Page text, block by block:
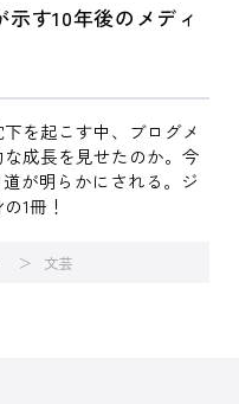
す10年後のメディ
を起こす中、ブログメ
成長を見せたのか。今
が明らかにされる。ジ
1冊！
文芸